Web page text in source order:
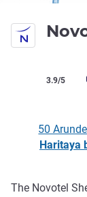
Avis
3.9/5
50
Haritaya
The Novotel